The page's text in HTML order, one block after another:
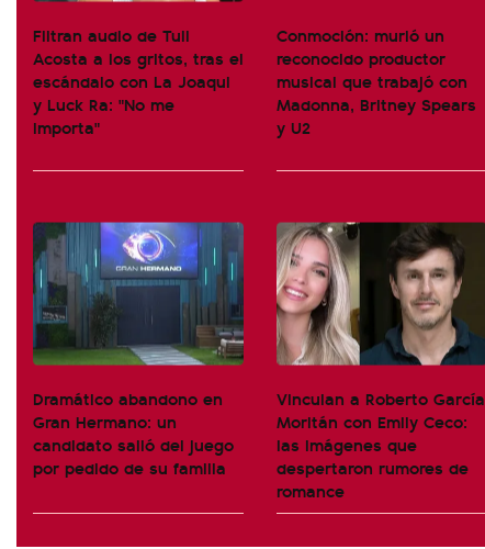
Filtran audio de Tuli
Acosta a los gritos, tras el
escándalo con La Joaqui
y Luck Ra: "No me
importa"
Conmoción: murió un
reconocido productor
musical que trabajó con
Madonna, Britney Spears
y U2
Dramático abandono en
Gran Hermano: un
candidato salió del juego
por pedido de su familia
Vinculan a Roberto García
Moritán con Emily Ceco:
las imágenes que
despertaron rumores de
romance